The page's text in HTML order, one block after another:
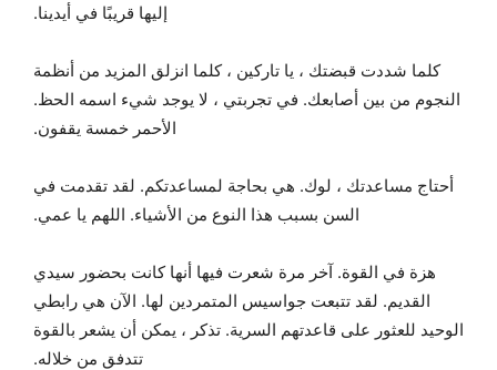
إليها قريبًا في أيدينا.
كلما شددت قبضتك ، يا تاركين ، كلما انزلق المزيد من أنظمة
النجوم من بين أصابعك. في تجربتي ، لا يوجد شيء اسمه الحظ.
الأحمر خمسة يقفون.
أحتاج مساعدتك ، لوك. هي بحاجة لمساعدتكم. لقد تقدمت في
السن بسبب هذا النوع من الأشياء. اللهم يا عمي.
هزة في القوة. آخر مرة شعرت فيها أنها كانت بحضور سيدي
القديم. لقد تتبعت جواسيس المتمردين لها. الآن هي رابطي
الوحيد للعثور على قاعدتهم السرية. تذكر ، يمكن أن يشعر بالقوة
تتدفق من خلاله.